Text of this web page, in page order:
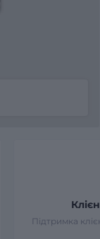
Підтримка